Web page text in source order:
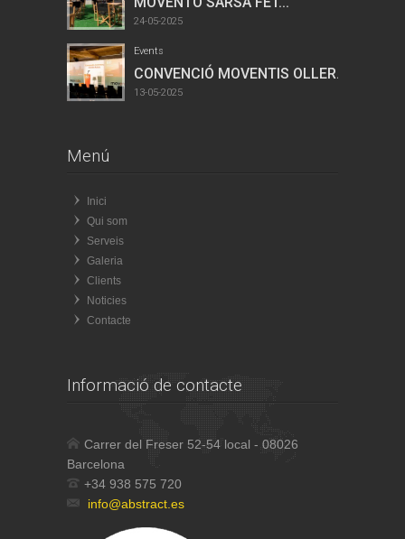
24-05-2025
Events
CONVENCIÓ MOVENTIS OLLER...
13-05-2025
Menú
Inici
Qui som
Serveis
Galeria
Clients
Noticies
Contacte
Informació de contacte
Carrer del Freser 52-54 local - 08026
Barcelona
+34 938 575 720
info@abstract.es